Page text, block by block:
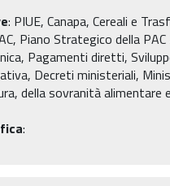
: PIUE, Canapa, Cereali e
Piano Strategico della
Pagamenti diretti,
Decreti ministeriali,
della sovranità alimentare
: